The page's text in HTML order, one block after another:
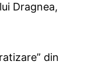
Dragnea,
din